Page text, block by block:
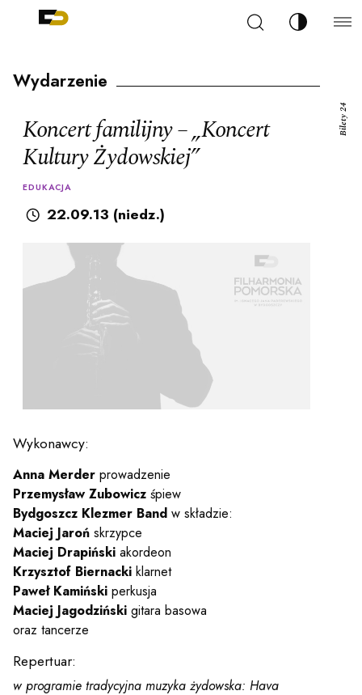
Szukaj Zmień
sal
YOUTUBE
Polityka prywatności
Praca
Wydarzenie
Koncert familijny – „Koncert
Kultury Żydowskiej”
EDUKACJA
22.09.13 (niedz.)
Wykonawcy:
Anna Merder prowadzenie
Przemysław Zubowicz śpiew
Bydgoszcz Klezmer Band w składzie:
Maciej Jaroń skrzypce
Maciej Drapiński akordeon
Krzysztof Biernacki klarnet
Paweł Kamiński perkusja
Maciej Jagodziński gitara basowa
oraz tancerze
Repertuar:
w programie tradycyjna muzyka żydowska: Hava
Bilety 24